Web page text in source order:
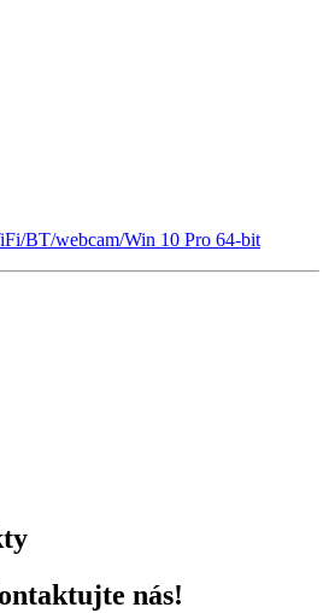
BT/webcam/Win 10 Pro 64-bit
nás!